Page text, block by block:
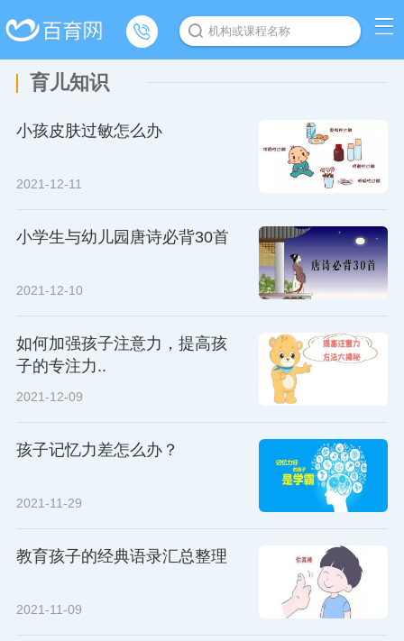
机构或课程名称
育儿知识
小孩皮肤过敏怎么办
2021-12-11
小学生与幼儿园唐诗必背30首
2021-12-10
如何加强孩子注意力，提高孩
子的专注力..
2021-12-09
孩子记忆力差怎么办？
2021-11-29
教育孩子的经典语录汇总整理
2021-11-09